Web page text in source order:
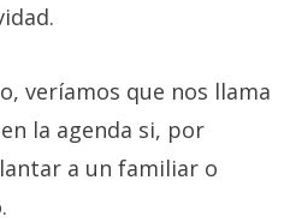
veríamos que nos llama
la agenda si, por
a un familiar o